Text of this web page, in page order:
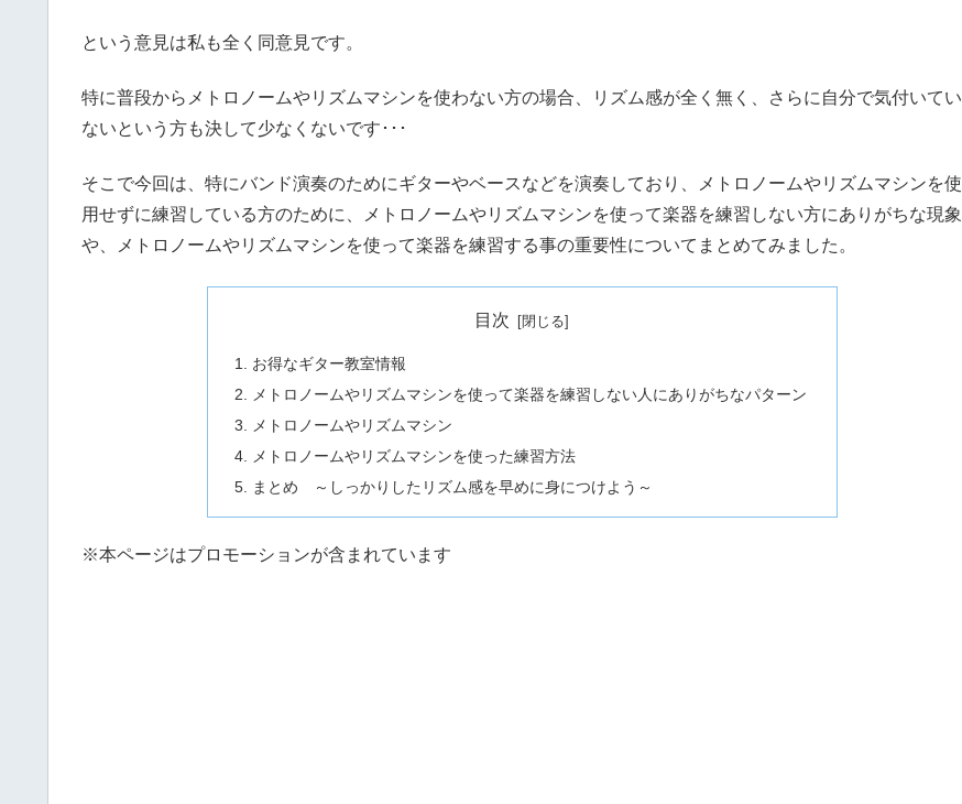
という意見は私も全く同意見です。
特に普段からメトロノームやリズムマシンを使わない方の場合、リズム感が全く無く、さらに自分で気付いてい
ないという方も決して少なくないです･･･
そこで今回は、特にバンド演奏のためにギターやベースなどを演奏しており、メトロノームやリズムマシンを使
用せずに練習している方のために、メトロノームやリズムマシンを使って楽器を練習しない方にありがちな現象
や、メトロノームやリズムマシンを使って楽器を練習する事の重要性についてまとめてみました。
目次
お得なギター教室情報
メトロノームやリズムマシンを使って楽器を練習しない人にありがちなパターン
メトロノームやリズムマシン
メトロノームやリズムマシンを使った練習方法
まとめ ～しっかりしたリズム感を早めに身につけよう～
※本ページはプロモーションが含まれています